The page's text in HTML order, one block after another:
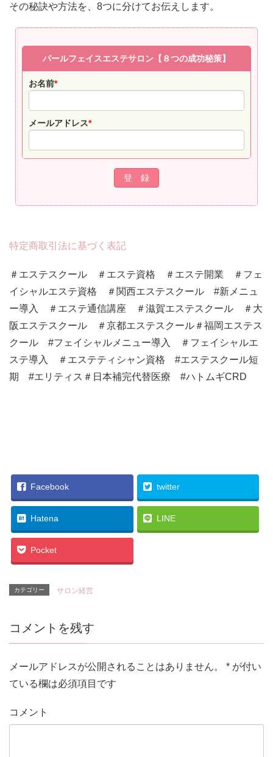
その秘訣や方法を、8つに分けてお伝えします。
パールフェイスエステサロン【８つの成功秘策】
お名前*
メールアドレス*
特定商取引法に基づく表記
＃エステスクール ＃エステ資格 ＃エステ開業 ＃フェ
イシャルエステ資格 ＃関西エステスクール #新メニュ
ー導入 ＃エステ通信講座 ＃滋賀エステスクール ＃大
阪エステスクール ＃京都エステスクール＃福岡エステス
クール #フェイシャルメニュー導入 ＃フェイシャルエ
ステ導入 ＃エステティシャン資格 #エステスクール短
期 #エリティス＃日本補完代替医療 #ハトムギCRD
Facebook twitter
Hatena LINE
Pocket
カテゴリー サロン経営
コメントを残す
メールアドレスが公開されることはありません。 * が付い
ている欄は必須項目です
コメント